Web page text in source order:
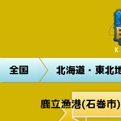
全国 北海道・東北
鹿立漁港(石巻